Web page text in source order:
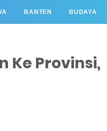
BANTEN BUDAYA
Ke Provinsi,